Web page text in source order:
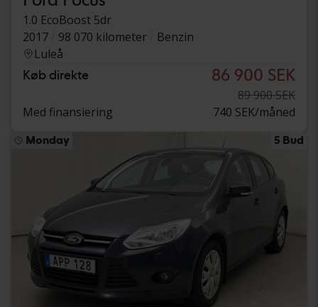
1.0 EcoBoost 5dr
2017
98 070 kilometer
Benzin
Luleå
Køb direkte 86 900 SEK
89 900 SEK
Med finansiering
740 SEK/måned
Monday 5 Bud